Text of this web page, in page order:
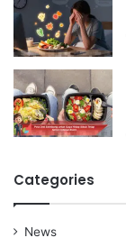
Categories
News